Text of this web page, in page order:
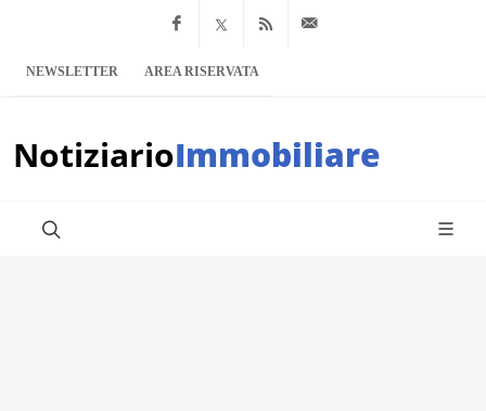
Facebook
x.com Feed RSS
NEWSLETTER AREA RISERVATA
NotiziarioImmobiliare